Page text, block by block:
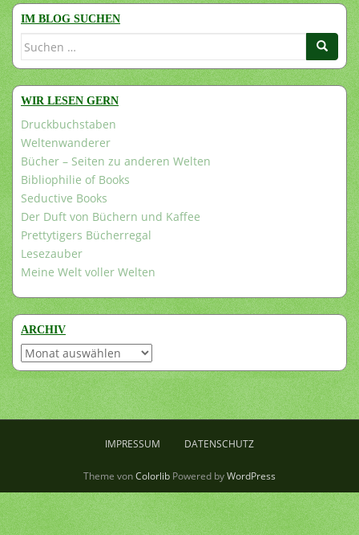
IM BLOG SUCHEN
Suchen
WIR LESEN GERN
Druckbuchstaben
Weltenwanderer
Bücher – Seiten zu anderen Welten
Bibliophilie of Books
Seductive Books
Der Duft von Büchern und Kaffee
Prettytigers Bücherregal
Lesezauber
Meine Welt voller Welten
ARCHIV
Archiv
IMPRESSUM DATENSCHUTZ
Theme vonColorlib Powered byWordPress